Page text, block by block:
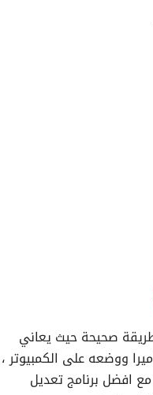
صحيحة حيث يعاني
ووضعه على الكمبيوتر ،
افضل برنامج تعديل